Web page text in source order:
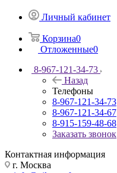
Личный кабинет
Корзина0
Отложенные0
8-967-121-34-73
Назад
Телефоны
8-967-121-34-73
8-967-121-34-67
8-915-159-48-68
Заказать звонок
Контактная информация
г. Москва